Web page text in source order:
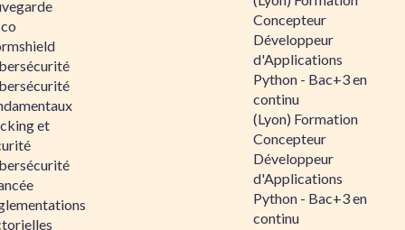
et
Concepteur
Développeur
d'Applications
Python - Bac+3 en
continu
(Lyon) Formation
Concepteur
Développeur
d'Applications
Python - Bac+3 en
continu